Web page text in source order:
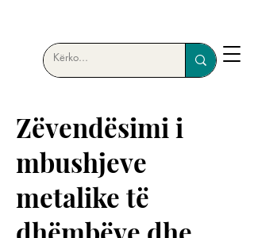
Zëvendësimi i
mbushjeve
metalike të